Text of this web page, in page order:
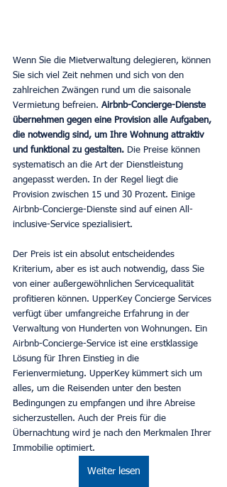
Wenn Sie die Mietverwaltung delegieren, können
Sie sich viel Zeit nehmen und sich von den
zahlreichen Zwängen rund um die saisonale
Vermietung befreien. Airbnb-Concierge-Dienste
übernehmen gegen eine Provision alle Aufgaben,
die notwendig sind, um Ihre Wohnung attraktiv
und funktional zu gestalten. Die Preise können
systematisch an die Art der Dienstleistung
angepasst werden. In der Regel liegt die
Provision zwischen 15 und 30 Prozent. Einige
Airbnb-Concierge-Dienste sind auf einen All-
inclusive-Service spezialisiert.
Der Preis ist ein absolut entscheidendes
Kriterium, aber es ist auch notwendig, dass Sie
von einer außergewöhnlichen Servicequalität
profitieren können. UpperKey Concierge Services
verfügt über umfangreiche Erfahrung in der
Verwaltung von Hunderten von Wohnungen. Ein
Airbnb-Concierge-Service ist eine erstklassige
Lösung für Ihren Einstieg in die
Ferienvermietung. UpperKey kümmert sich um
alles, um die Reisenden unter den besten
Bedingungen zu empfangen und ihre Abreise
sicherzustellen. Auch der Preis für die
Übernachtung wird je nach den Merkmalen Ihrer
Immobilie optimiert.
Weiter lesen